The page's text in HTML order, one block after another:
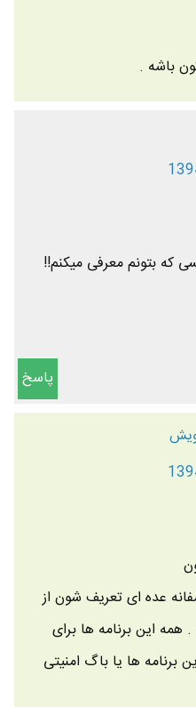
باشه .
که بتونم معرفی میکنم!!
پاسخ
عده ای تعریف شون از
این برنامه ها برای
ها یا باگ امنیتی